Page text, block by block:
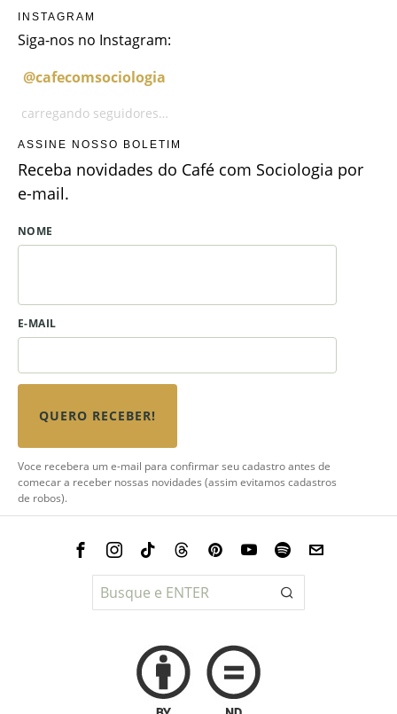
INSTAGRAM
Siga-nos no Instagram:
@cafecomsociologia
carregando seguidores…
ASSINE NOSSO BOLETIM
Receba novidades do Café com Sociologia por
e-mail.
NOME
E-MAIL
QUERO RECEBER!
Voce recebera um e-mail para confirmar seu cadastro antes de
comecar a receber nossas novidades (assim evitamos cadastros
de robos).